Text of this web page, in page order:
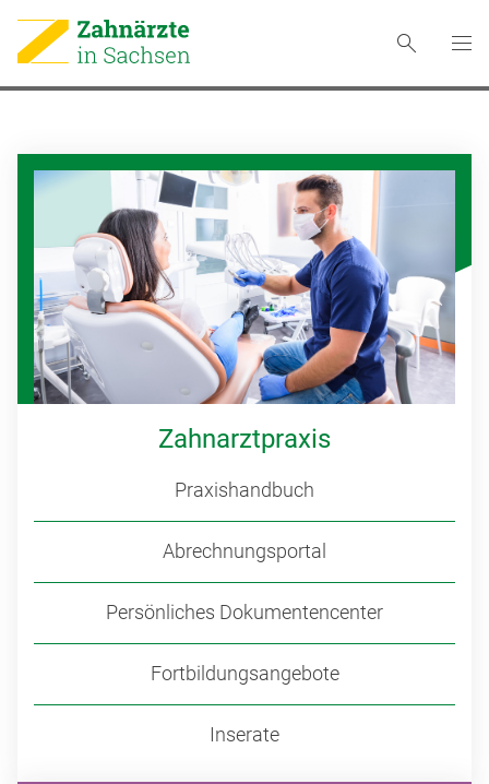
Zahnarztpraxis
Praxishandbuch
Abrechnungsportal
Persönliches Dokumentencenter
Fortbildungsangebote
Inserate